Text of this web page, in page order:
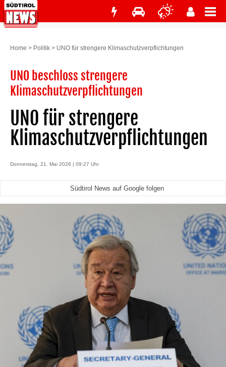
Home > Politik > UNO für strengere Klimaschutzverpflichtungen
UNO beschloss strengere
Klimaschutzverpflichtungen
UNO für strengere
Klimaschutzverpflichtungen
Donnerstag, 21. Mai 2026 | 09:27 Uhr
Südtirol News auf Google folgen